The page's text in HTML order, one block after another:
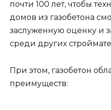
почти 100 лет, чтобы
домов из газобетона
заслуженную оценку и
среди других
При этом, газобетон
преимуществ: